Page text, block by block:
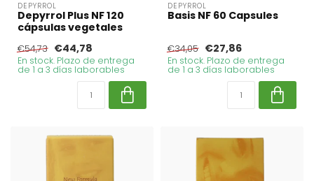
DEPYRROL
Depyrrol Plus NF 120
cápsulas vegetales
€54,73 €44,78
En stock. Plazo de entrega
de 1 a 3 días laborables
DEPYRROL
Basis NF 60 Capsules
€34,05 €27,86
En stock. Plazo de entrega
de 1 a 3 días laborables